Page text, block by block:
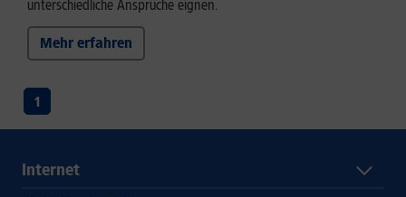
unterschiedliche Ansprüche eignen.
Mehr erfahren
1
Internet